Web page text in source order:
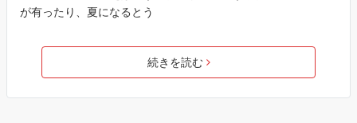
が有ったり、夏になるとう
続きを読む